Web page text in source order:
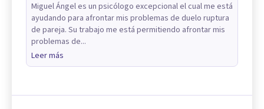
Miguel Ángel es un psicólogo excepcional el cual me está
ayudando para afrontar mis problemas de duelo ruptura
de pareja. Su trabajo me está permitiendo afrontar mis
problemas de...
Leer más